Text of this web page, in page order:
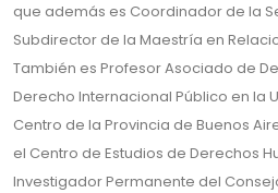
que además es Coordinador de la
Subdirector de la Maestría en
También es Profesor Asociado de
Derecho Internacional Público en la
Centro de la Provincia de Buenos
el Centro de Estudios de Derechos
Investigador Permanente del